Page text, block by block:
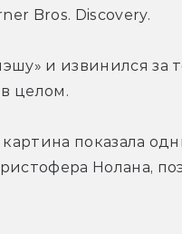
Bros. Discovery.
и извинился за
целом.
показала
Нолана,